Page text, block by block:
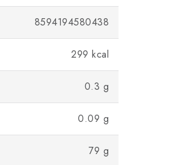
8594194580438
299 kcal
0.3 g
0.09 g
79 g